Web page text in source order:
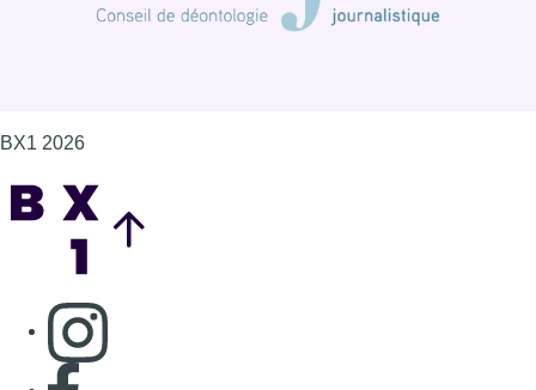
BX1 2026
Consulter page Instagram
Consulter page Facebook